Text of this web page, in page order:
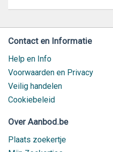
Contact en Informatie
Help en Info
Voorwaarden en Privacy
Veilig handelen
Cookiebeleid
Over Aanbod.be
Plaats zoekertje